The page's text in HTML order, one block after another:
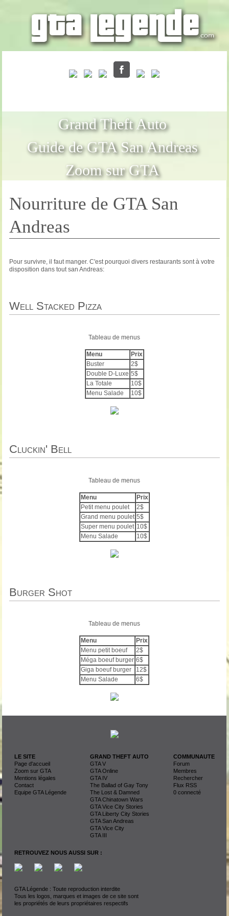
Grand Theft Auto
Guide de GTA San Andreas
Zoom sur GTA
Nourriture de GTA San
Andreas
Pour survivre, il faut manger. C'est pourquoi divers restaurants sont à votre
disposition dans tout san Andreas:
Well Stacked Pizza
Tableau de menus
Menu
Prix
Buster
2$
Double D-Luxe 5$
La Totale
10$
Menu Salade
10$
Cluckin' Bell
Tableau de menus
Menu
Prix
Petit menu poulet
2$
Grand menu poulet 5$
Super menu poulet 10$
Menu Salade
10$
Burger Shot
Tableau de menus
Menu
Prix
Menu petit boeuf
2$
Méga boeuf burger 6$
Giga boeuf burger
12$
Menu Salade
6$
LE SITE
Page d'accueil
Zoom sur GTA
Mentions légales
Contact
Equipe GTA Légende
GRAND THEFT AUTO
GTA V
GTA Online
GTA IV
The Ballad of Gay Tony
The Lost & Damned
GTA Chinatown Wars
GTA Vice City Stories
GTA Liberty City Stories
GTA San Andreas
GTA Vice City
GTA III
COMMUNAUTE
Forum
Membres
Rechercher
Flux RSS
0 connecté
RETROUVEZ NOUS AUSSI SUR :
GTA Légende : Toute reproduction interdite
Tous les logos, marques et images de ce site sont
les propriétés de leurs propriétaires respectifs